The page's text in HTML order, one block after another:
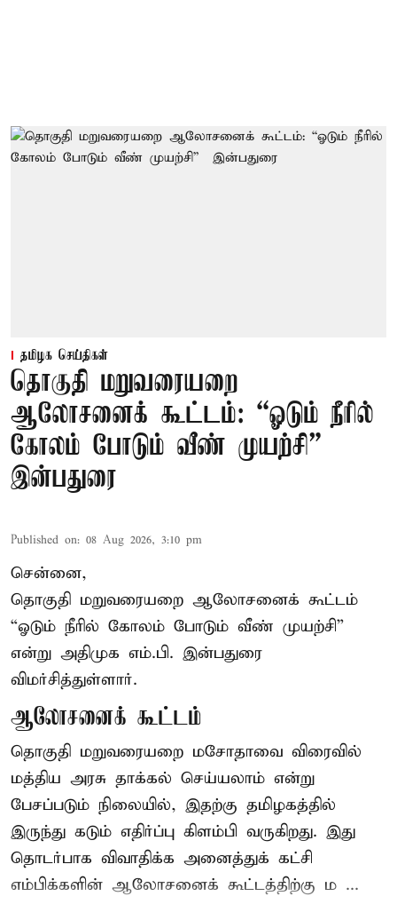
தமிழக செய்திகள்
தொகுதி மறுவரையறை
ஆலோசனைக் கூட்டம்: “ஓடும் நீரில்
கோலம் போடும் வீண் முயற்சி” –
இன்பதுரை
Published on: 08 Aug 2026, 3:10 pm
சென்னை,
தொகுதி மறுவரையறை ஆலோசனைக் கூட்டம்
“ஓடும் நீரில் கோலம் போடும் வீண் முயற்சி”
என்று அதிமுக எம்.பி. இன்பதுரை
விமர்சித்துள்ளார்.
ஆலோசனைக் கூட்டம்
தொகுதி மறுவரையறை மசோதாவை விரைவில்
மத்திய அரசு தாக்கல் செய்யலாம் என்று
பேசப்படும் நிலையில், இதற்கு தமிழகத்தில்
இருந்து கடும் எதிர்ப்பு கிளம்பி வருகிறது. இது
தொடர்பாக விவாதிக்க அனைத்துக் கட்சி
எம்பிக்களின் ஆலோசனைக் கூட்டத்திற்கு ம ...